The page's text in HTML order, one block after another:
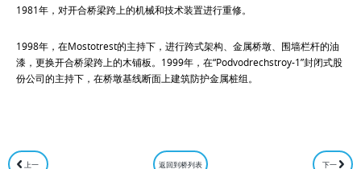
1981年，对开合桥梁跨上的机械和技术装置进行重修。
1998年，在Mostotrest的主持下，进行跨式架构、金属桥墩、围墙栏杆的油
漆，更换开合桥梁跨上的木铺板。1999年，在“Podvodrechstroy-1”封闭式股
份公司的主持下，在桥墩基线断面上建筑防护金属桩组。
上一 返回到桥列表 下一